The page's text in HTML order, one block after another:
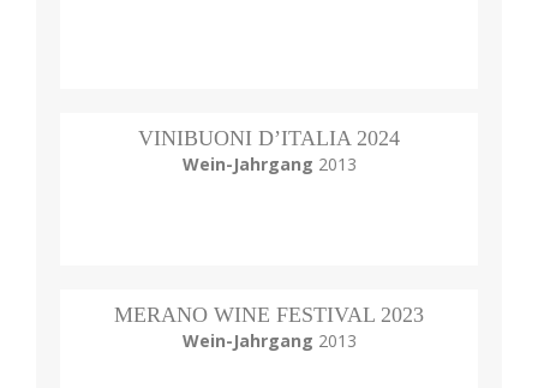
VINIBUONI D’ITALIA 2024
Wein-Jahrgang 2013
MERANO WINE FESTIVAL 2023
Wein-Jahrgang 2013